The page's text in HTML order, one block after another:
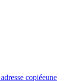
adresse copiéeune